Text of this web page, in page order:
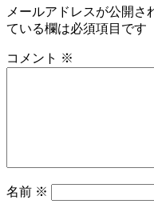
メールアドレスが公開さ
ている欄は必須項目です
コメント ※
名前 ※